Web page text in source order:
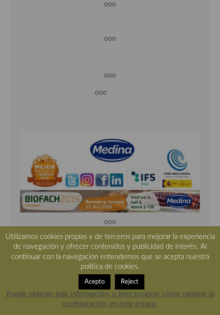
ooo
ooo
ooo
ooo
ooo
Entradas recientes
Helado cremoso de papaya, con truco para elaborarlo.
Utilizamos cookies propias y de terceros para mejorar la experiencia
de navegación y ofrecer contenidos y publicidad de interés. Al
continuar con la navegación entendemos que se acepta nuestra
política de cookies.
Acepto Reject
Puede obtener más información, o bien conocer cómo cambiar la
configuración, en este enlace.